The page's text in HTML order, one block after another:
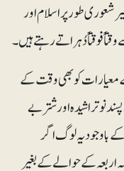
طور پر اسلام اور
فوقتاً دُہراتے رہتے ہیں۔
معیارات کو بھی وقت کے
نو تراشیدہ اور شتر بے
باوجود یہ لوگ اگر
اربعہ کے حوالے کے بغیر